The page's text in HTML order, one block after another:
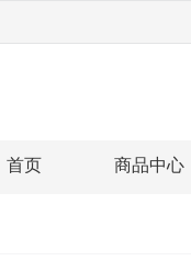
首页 商品中心